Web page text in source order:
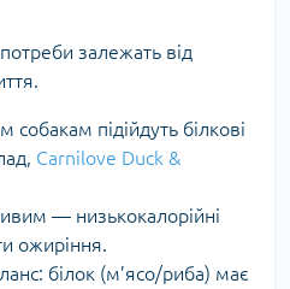
залежать від
підійдуть білкові
Carnilove Duck &
— низькокалорійні
ожиріння.
білок (м’ясо/риба) має